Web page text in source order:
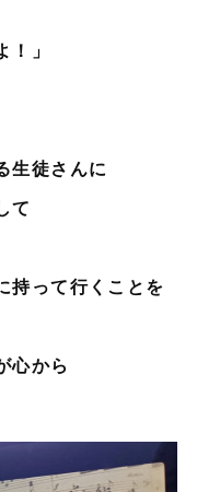
」
生徒さんに
て
持って行くことを
心から